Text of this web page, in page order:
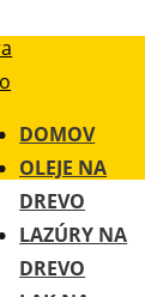
DOMOV
OLEJE NA
DREVO
LAZÚRY NA
DREVO